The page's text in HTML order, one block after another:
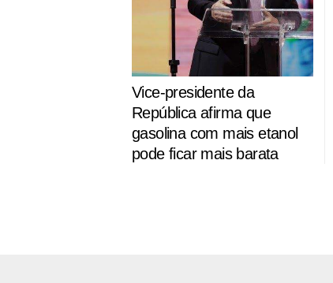
Vice-presidente da
República afirma que
gasolina com mais etanol
pode ficar mais barata